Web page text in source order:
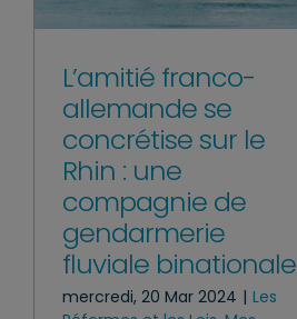
L’amitié franco-
allemande se
concrétise sur le
Rhin : une
compagnie de
gendarmerie
fluviale binationale
mercredi, 20 Mar 2024 | Les